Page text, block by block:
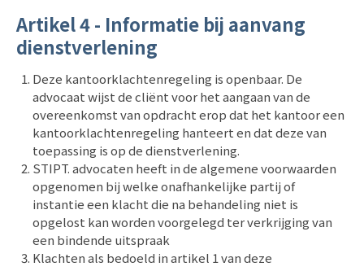
Artikel 4 - Informatie bij aanvang
dienstverlening
Deze kantoorklachtenregeling is openbaar. De
advocaat wijst de cliënt voor het aangaan van de
overeenkomstvan opdracht erop dat het kantoor een
kantoorklachtenregeling hanteert en dat deze van
toepassing is op de dienstverlening.
STIPT. advocaten heeft in de algemene voorwaarden
opgenomen bij welke onafhankelijke partij of
instantie een klacht die na behandeling niet is
opgelost kan worden voorgelegd ter verkrijging van
een bindende uitspraak
Klachten als bedoeld in artikel 1 van deze